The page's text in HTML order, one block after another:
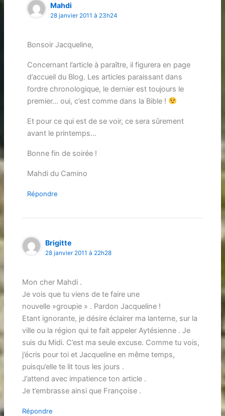
Mahdi
28 janvier 2011 à 23h24
Bonsoir Jacqueline,
Concernant l’article à paraître, il figurera en page
d’accueil du Blog. Les articles paraissant dans
l’ordre chronologique, le dernier est toujours le
premier… oui, c’est comme dans la Bible !
Et pour ce qui est de se voir, ce sera sûrement
avant le printemps…
Bonne fin de soirée !
Mahdi du Camino
Répondre
Brigitte
28 janvier 2011 à 22h28
Mon cher Mahdi .
Je vois que tu viens de te faire une
nouvelle »groupie » . Pardon Jacqueline !
Etant ignorante, je désire éclairer ma lanterne, sur la
ville ou la région qui te fait appeler Aytésienne . Je
suis du Midi. C’est ma seule excuse. Comme tu vois,
j’écris pour toi et Jacqueline en même temps,
puisqu’elle te lit tous les jours .
J’attend avec impatience ton article .
Je t’embrasse ainsi que Françoise .
Répondre